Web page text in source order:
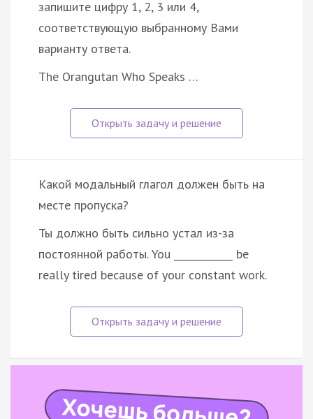
запишите цифру 1, 2, 3 или 4,
соответствующую выбранному Вами
варианту ответа.
The Orangutan Who Speaks …
Какой модальный глагол должен быть на
месте пропуска?
Ты должно быть сильно устал из-за
постоянной работы. You ____________ be
really tired because of your constant work.